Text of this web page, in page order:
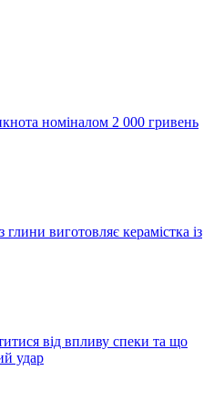
номіналом 2 000 гривень
виготовляє керамістка із
від впливу спеки та що
удар